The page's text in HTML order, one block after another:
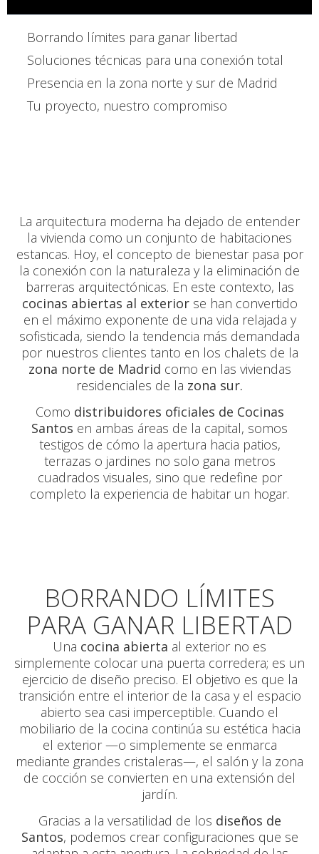
Borrando límites para ganar libertad
Soluciones técnicas para una conexión total
Presencia en la zona norte y sur de Madrid
Tu proyecto, nuestro compromiso
La arquitectura moderna ha dejado de entender
la vivienda como un conjunto de habitaciones
estancas. Hoy, el concepto de bienestar pasa por
la conexión con la naturaleza y la eliminación de
barreras arquitectónicas. En este contexto, las
cocinas abiertas al exteriorse han convertido
en el máximo exponente de una vida relajada y
sofisticada, siendo la tendencia más demandada
por nuestros clientes tanto en los chalets de la
zona norte de Madrid como en las viviendas
residenciales de la zona sur.
Como distribuidores oficiales de Cocinas
Santos en ambas áreas de la capital, somos
testigos de cómo la apertura hacia patios,
terrazas o jardines no solo gana metros
cuadrados visuales, sino que redefine por
completo la experiencia de habitar un hogar.
BORRANDO LÍMITES
PARA GANAR LIBERTAD
Una cocina abierta al exterior no es
simplemente colocar una puerta corredera; es un
ejercicio de diseño preciso. El objetivo es que la
transición entre el interior de la casa y el espacio
abierto sea casi imperceptible. Cuando el
mobiliario de la cocina continúa su estética hacia
el exterior —o simplemente se enmarca
mediante grandes cristaleras—, el salón y la zona
de cocción se convierten en una extensión del
jardín.
Gracias a la versatilidad de los diseños de
Santos, podemos crear configuraciones que se